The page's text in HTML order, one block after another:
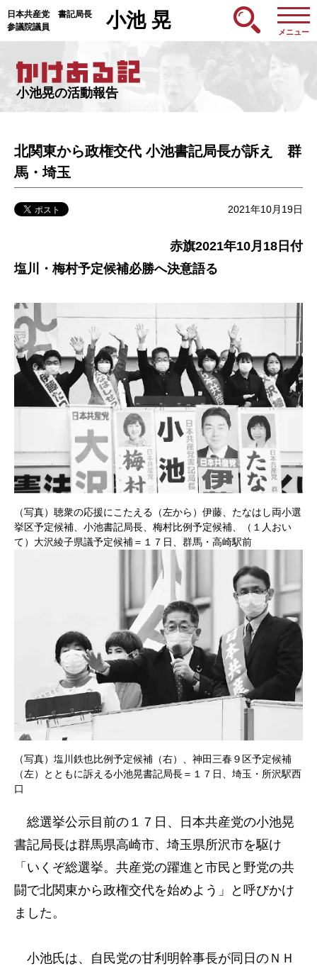
日本共産党 書記局長
参議院議員
小池 晃
メニュー
小池晃の活動報告
北関東から政権交代 小池書記局長が訴え 群
馬・埼玉
2021年10月19日
赤旗2021年10月18日付
塩川・梅村予定候補必勝へ決意語る
（写真）聴衆の応援にこたえる（左から）伊藤、たなはし両小選
挙区予定候補、小池書記局長、梅村比例予定候補、（１人おい
て）大沢綾子県議予定候補＝１７日、群馬・高崎駅前
（写真）塩川鉄也比例予定候補（右）、神田三春９区予定候補
（左）とともに訴える小池晃書記局長＝１７日、埼玉・所沢駅西
口
総選挙公示目前の１７日、日本共産党の小池晃
書記局長は群馬県高崎市、埼玉県所沢市を駆け
「いくぞ総選挙。共産党の躍進と市民と野党の共
闘で北関東から政権交代を始めよう」と呼びかけ
ました。
小池氏は、自民党の甘利明幹事長が同日のＮＨ